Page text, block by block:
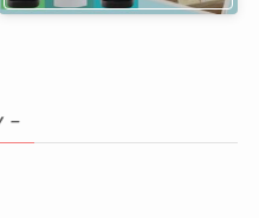
–